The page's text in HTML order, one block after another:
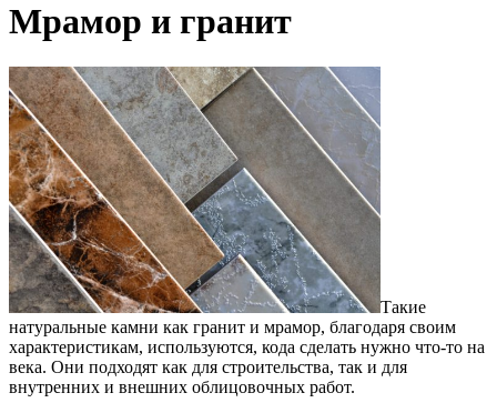
Мрамор и гранит
Такие
натуральные камни как гранит и мрамор, благодаря своим
характеристикам, используются, кода сделать нужно что-то на
века. Они подходят как для строительства, так и для
внутренних и внешних облицовочных работ.